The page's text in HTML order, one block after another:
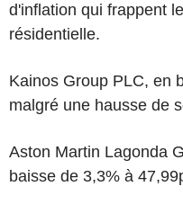
d'inflation qui frappent
résidentielle.
Kainos Group PLC, en
malgré une hausse de
Aston Martin Lagonda
baisse de 3,3% à